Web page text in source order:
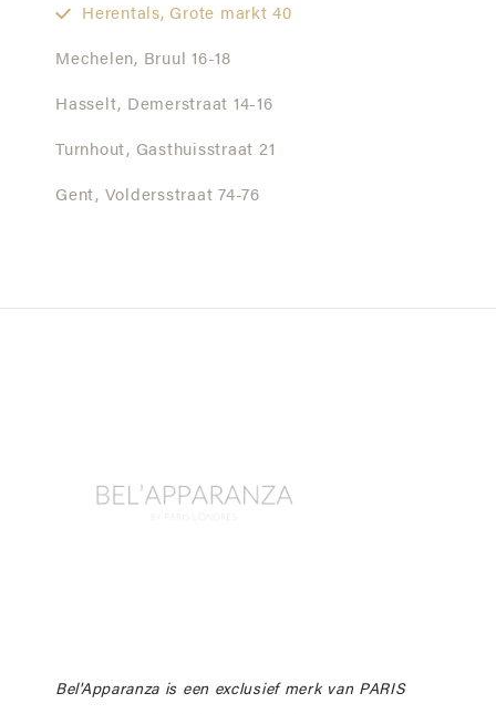
Herentals, Grote markt 40
Mechelen, Bruul 16-18
Hasselt, Demerstraat 14-16
Turnhout, Gasthuisstraat 21
Gent, Voldersstraat 74-76
Bel'Apparanza is een exclusief merk van PARIS